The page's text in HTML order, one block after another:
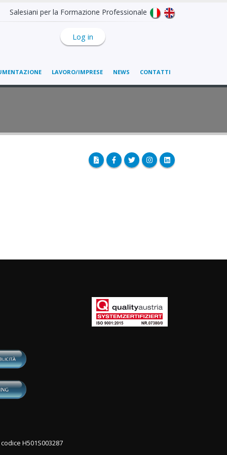
Salesiani per la Formazione Professionale
Log in
LAVORO/IMPRESE NEWS CONTATTI
H501S003287